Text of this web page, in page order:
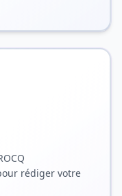
rédiger votre